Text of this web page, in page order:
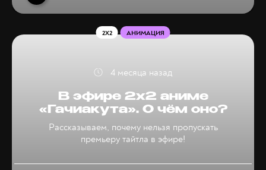
В эфире 2х2 аниме
«Гачиакута». О чём оно?
Рассказываем, почему нельзя пропускать
премьеру тайтла в эфире!
2X2 АНИМАЦИЯ
4 месяца назад